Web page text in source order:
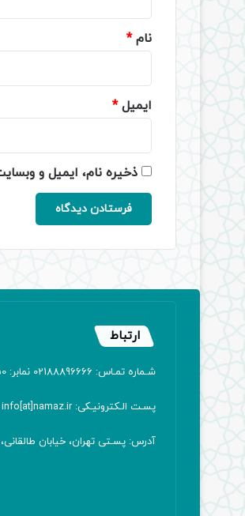
نام*
ایمیل*
ذخیره نام، ایمیل و
ارتباط
شـماره تمـاس: 02188896666 نمابر: 02188905150
پسـت الـکترونیـکی: info[at]namaz.ir
آدرس: پسـتی تهران، خیابان طالقانی، میدان